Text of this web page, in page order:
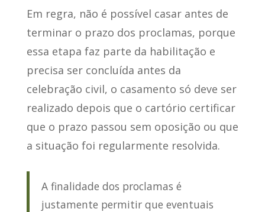
Em regra, não é possível casar antes de
terminar o prazo dos proclamas, porque
essa etapa faz parte da habilitação e
precisa ser concluída antes da
celebração civil, o casamento só deve ser
realizado depois que o cartório certificar
que o prazo passou sem oposição ou que
a situação foi regularmente resolvida.
A finalidade dos proclamas é
justamente permitir que eventuais